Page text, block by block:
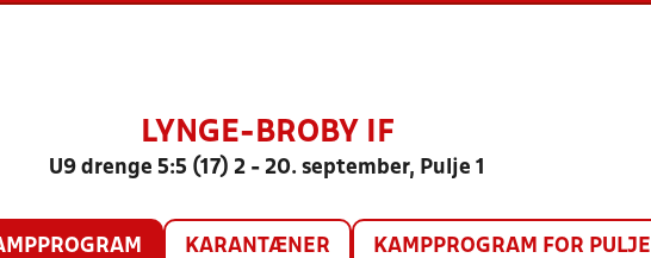
LYNGE-BROBY IF
U9 drenge 5:5 (17) 2 - 20. september, Pulje 1
KARANTÆNER KAMPPROGRAM FOR PULJE